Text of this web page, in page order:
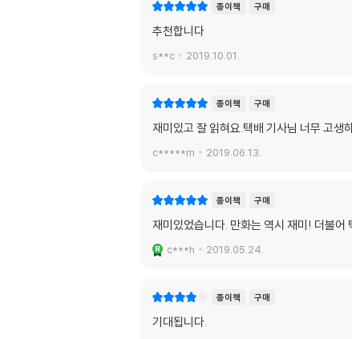
종이책 구매
추천합니다
s**c 2019.10.01.
종이책 구매
재미있고 잘 읽혀요.택배 기사님 너무 고생
c*****m 2019.06.13.
종이책 구매
재미있었습니다. 만화는 역시 재미! 더불어
c***h 2019.05.24.
종이책 구매
기대됩니다.